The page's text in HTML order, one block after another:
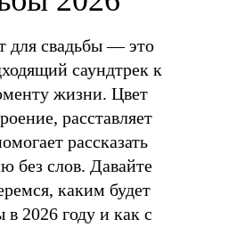
для свадьбы — это
саундтрек к
жизни. Цвет
расставляет
рассказать
без слов. Давайте
каким будет
в 2026 году и как с